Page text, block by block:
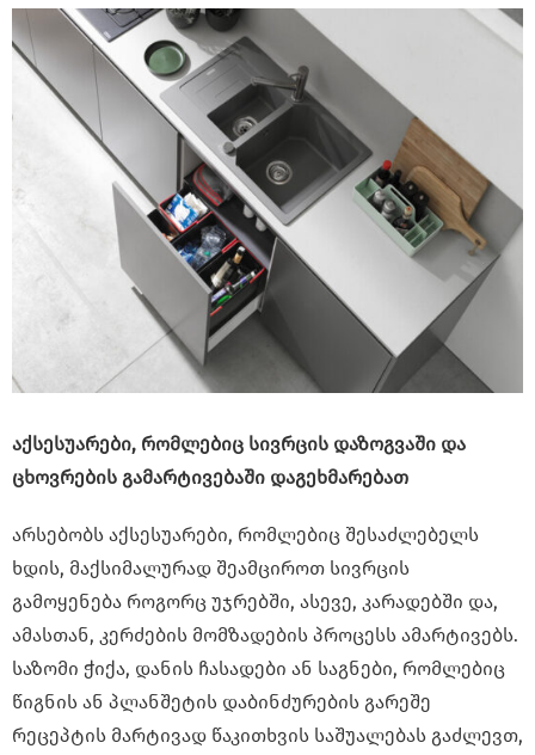
აქსესუარები, რომლებიც სივრცის დაზოგვაში და
ცხოვრების გამარტივებაში დაგეხმარებათ
არსებობს აქსესუარები, რომლებიც შესაძლებელს
ხდის, მაქსიმალურად შეამციროთ სივრცის
გამოყენება როგორც უჯრებში, ასევე, კარადებში და,
ამასთან, კერძების მომზადების პროცესს ამარტივებს.
საზომი ჭიქა, დანის ჩასადები ან საგნები, რომლებიც
წიგნის ან პლანშეტის დაბინძურების გარეშე
რეცეპტის მარტივად წაკითხვის საშუალებას გაძლევთ,